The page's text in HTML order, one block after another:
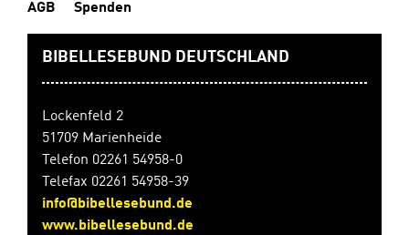
AGB
Spenden
BIBELLESEBUND DEUTSCHLAND
Lockenfeld 2
51709 Marienheide
Telefon 02261 54958-0
Telefax 02261 54958-39
info@bibellesebund.de
www.bibellesebund.de